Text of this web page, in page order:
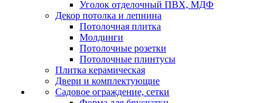
Уголок отделочный ПВХ, МДФ
Декор потолка и лепнина
Потолочная плитка
Молдинги
Потолочные розетки
Потолочные плинтусы
Плитка керамическая
Двери и комплектующие
Садовое ограждение, сетки